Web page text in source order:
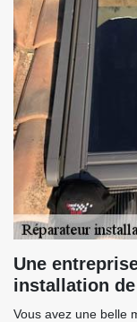
Une
installation
Vous avez une belle